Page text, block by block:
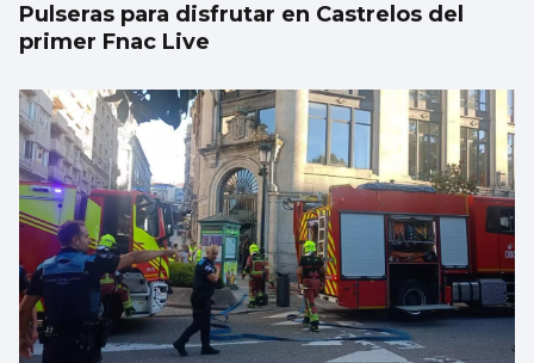
Pulseras para disfrutar en Castrelos del
primer Fnac Live